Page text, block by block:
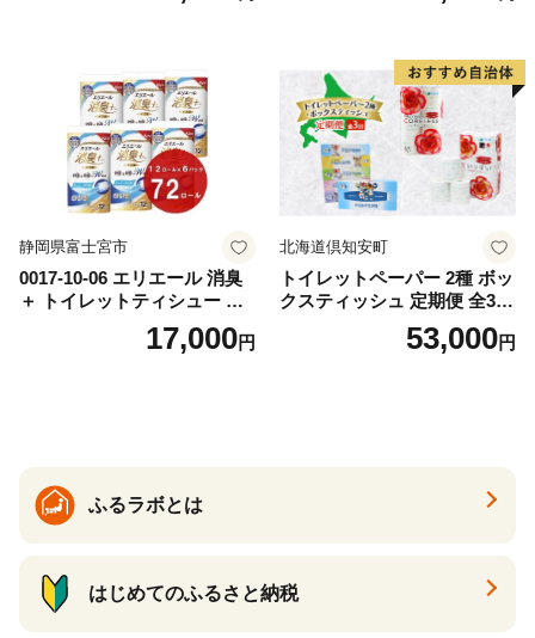
ー 消耗品 備蓄 送料無料 北海
道 倶知安町 日用品
静岡県富士宮市
0017-10-06 エリエール 消臭
＋ トイレットティシュー し
っかり香るフレッシュクリア
の香り ダブル 12ロール×6パ
17,000円
北海道倶知安町
トイレットペーパー 2種 ボッ
クスティッシュ 定期便 全3
回 日本製 まとめ買い 防災
常備品 日用雑貨 消耗品 生活
53,000円
ふるラボとは
はじめてのふるさと納税